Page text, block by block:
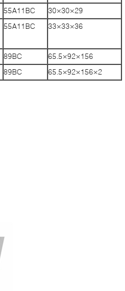
55A11BC
30×30×29
55A11BC 33×33×36
89BC
65.5×92×156
89BC 65.5×92×156×2